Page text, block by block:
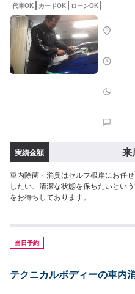
代車OK カードOK ローンOK
実績金額 来
車内除菌・消臭はセルフ根岸にお任
したい、清潔な状態を保ちたいとい
をお待ちしております。
当日予約
テクニカルボディーの車内